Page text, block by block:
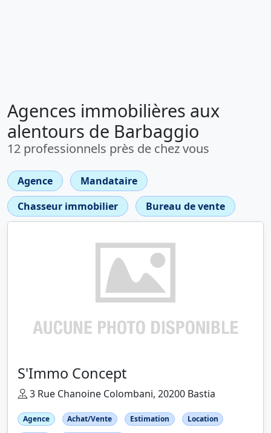
Agences immobilières aux
alentours de Barbaggio
12 professionnels près de chez vous
Agence
Mandataire
Chasseur immobilier
Bureau de vente
S'Immo Concept
3 Rue Chanoine Colombani, 20200 Bastia
Agence Achat/Vente Estimation
Location